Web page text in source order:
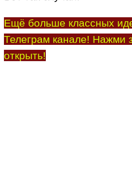
Ещё больше классных
Телеграм канале! Нажми
открыть!